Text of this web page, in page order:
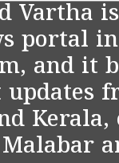
Vartha
portal in
and it
updates
Kerala,